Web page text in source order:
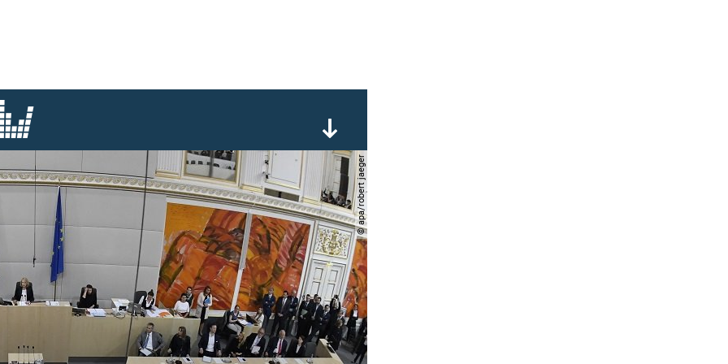
© apa/robert jaeger